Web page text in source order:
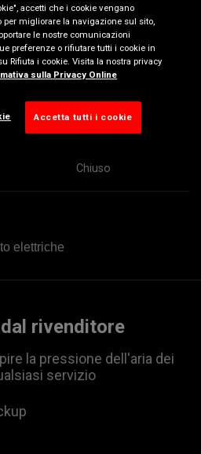
14:00-18:30
14:00-18:30
14:00-18:30
14:00-18:30
Chiuso
elettriche
rivenditore
la pressione dell'aria dei
servizio
accetti che i cookie vengano
migliorare la navigazione sul sito,
le nostre comunicazioni
preferenze o rifiutare tutti i cookie in
Rifiuta i cookie. Visita la nostra privacy
sulla Privacy Online
Accetta tutti i cookie